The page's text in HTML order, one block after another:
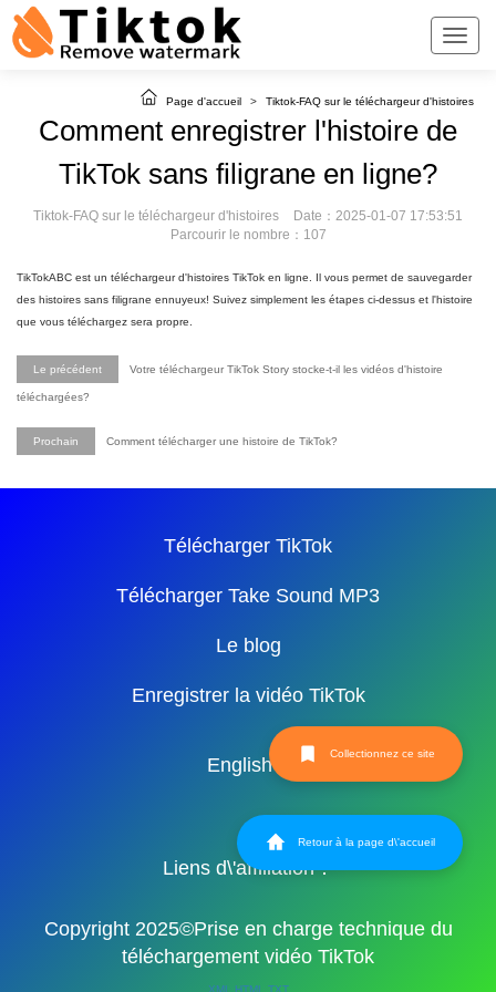
Page d'accueil > Tiktok-FAQ sur le téléchargeur d'histoires
Comment enregistrer l'histoire de
TikTok sans filigrane en ligne?
Tiktok-FAQ sur le téléchargeur d'histoires
Date：2025-01-07 17:53:51
Parcourir le nombre：107
TikTokABC est un téléchargeur d'histoires TikTok en ligne. Il vous permet de sauvegarder
des histoires sans filigrane ennuyeux! Suivez simplement les étapes ci-dessus et l'histoire
que vous téléchargez sera propre.
Le précédent Votre téléchargeur TikTok Story stocke-t-il les vidéos d'histoire
téléchargées?
Prochain Comment télécharger une histoire de TikTok?
Télécharger TikTok
Télécharger Take Sound MP3
Le blog
Enregistrer la vidéo TikTok
English
Liens d\'affiliation：
Copyright 2025©Prise en charge technique du
téléchargement vidéo TikTok
XML HTML TXT
Collectionnez ce site
Retour à la page d\'accueil